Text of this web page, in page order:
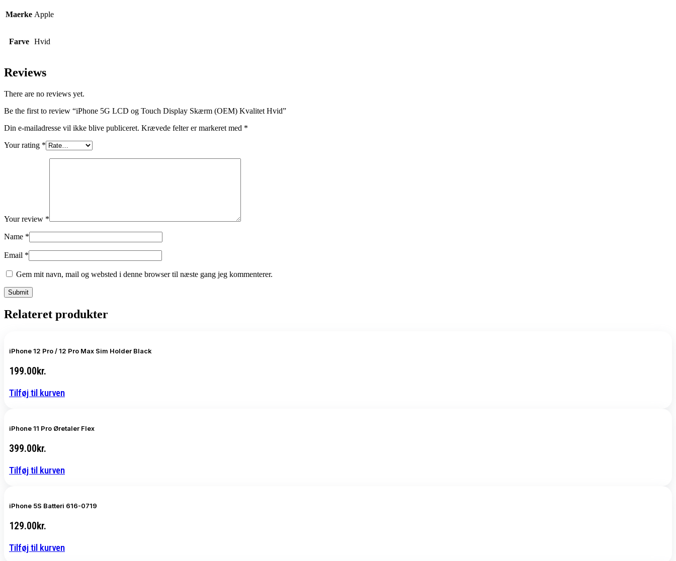
Maerke Apple
Farve Hvid
Reviews
There are no reviews yet.
Be the first to review “iPhone 5G LCD og Touch Display Skærm (OEM) Kvalitet Hvid”
Din e-mailadresse vil ikke blive publiceret. Krævede felter er markeret med *
Your rating *
Your review *
Name *
Email *
Gem mit navn, mail og websted i denne browser til næste gang jeg kommenterer.
Relateret produkter
iPhone 12 Pro / 12 Pro Max Sim Holder Black
199.00kr.
Tilføj til kurven
iPhone 11 Pro Øretaler Flex
399.00kr.
Tilføj til kurven
iPhone 5S Batteri 616-0719
129.00kr.
Tilføj til kurven